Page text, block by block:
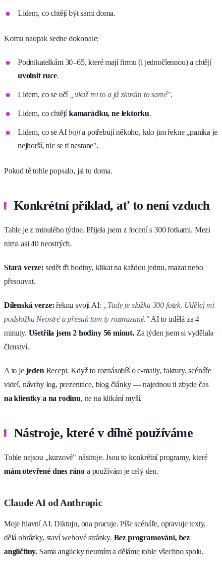
Lidem, co chtějí být sami doma.
Komu naopak sedne dokonale:
Podnikatelkám 30–65, které mají firmu (i jednočlennou) a chtějí
uvolnit ruce.
Lidem, co se učí „ukaž mi to a já zkusím to samé".
Lidem, co chtějíkamarádku, ne lektorku.
Lidem, co se AIbojía potřebují někoho, kdo jim řekne „panika je
nejhorší, nic se ti nestane".
Pokud tě tohle popsalo, jsi tu doma.
Konkrétní příklad, ať to není vzduch
Tahle je z minulého týdne. Přijela jsem z focení s 300 fotkami. Mezi
nima asi 40 neostrých.
Stará verze: sedět tři hodiny, klikat na každou jednu, mazat nebo
přesouvat.
Dílenská verze: řeknu svojí AI:
„Tady je složka 300 fotek. Udělej mi
podsložku Neostré a přesuň tam ty rozmazané." AI to udělá za 4
minuty. Ušetřila jsem 2 hodiny 56 minut.Za týden jsem si vydělala
členství.
A to je jeden Recept. Když to roznásobíš o e-maily, faktury, scénáře
videí, návrhy log, prezentace, blog články — najednou ti zbyde čas
na klientky a na rodinu, ne na klikání myší.
Nástroje, které v dílně používáme
Tohle nejsou „kurzové" nástroje. Jsou to konkrétní programy, které
mám otevřené dnes ráno a používám je celý den.
Claude AI od Anthropic
Moje hlavní AI. Diktuju, ona pracuje. Píše scénáře, opravuje texty,
dělá obrázky, staví webové stránky. Bez programování, bez
angličtiny. Sama anglicky neumím a děláme tohle všechno spolu.